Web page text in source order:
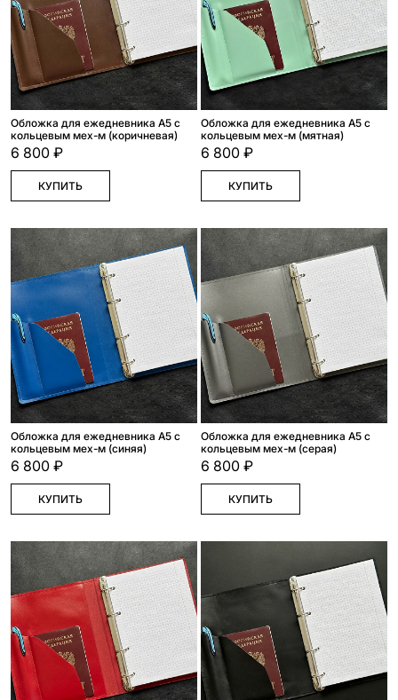
Обложка для ежедневника А5 с
кольцевым мех-м (коричневая)
6 800 ₽
КУПИТЬ
Обложка для ежедневника А5 с
кольцевым мех-м (мятная)
6 800 ₽
КУПИТЬ
Обложка для ежедневника А5 с
кольцевым мех-м (синяя)
6 800 ₽
КУПИТЬ
Обложка для ежедневника А5 с
кольцевым мех-м (серая)
6 800 ₽
КУПИТЬ